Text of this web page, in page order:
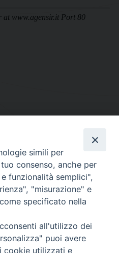
DI ALBANO
- Fax.: 06.9323844
Ore: 9:00 - 13:00
Ore 9:30 - 12:30
simili per
consenso, anche per
funzionalità semplici",
"misurazione" e
specificato nella
all'utilizzo dei
puoi avere
cookie utilizzati e